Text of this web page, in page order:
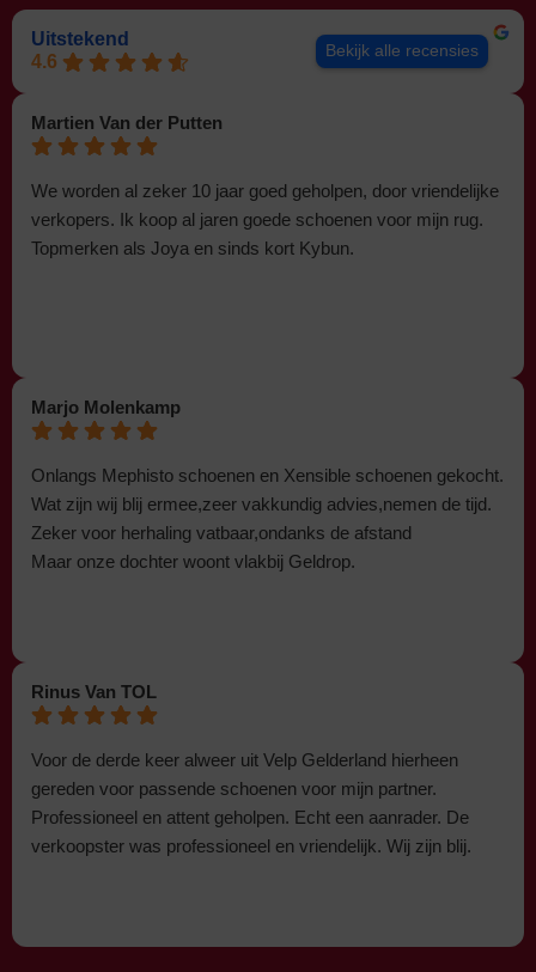
Uitstekend
4.6
Bekijk alle recensies
Martien Van der Putten
We worden al zeker 10 jaar goed geholpen, door vriendelijke
verkopers. Ik koop al jaren goede schoenen voor mijn rug.
Topmerken als Joya en sinds kort Kybun.
Marjo Molenkamp
Onlangs Mephisto schoenen en Xensible schoenen gekocht.
Wat zijn wij blij ermee,zeer vakkundig advies,nemen de tijd.
Zeker voor herhaling vatbaar,ondanks de afstand
Maar onze dochter woont vlakbij Geldrop.
Rinus Van TOL
Voor de derde keer alweer uit Velp Gelderland hierheen
gereden voor passende schoenen voor mijn partner.
Professioneel en attent geholpen. Echt een aanrader. De
verkoopster was professioneel en vriendelijk. Wij zijn blij.